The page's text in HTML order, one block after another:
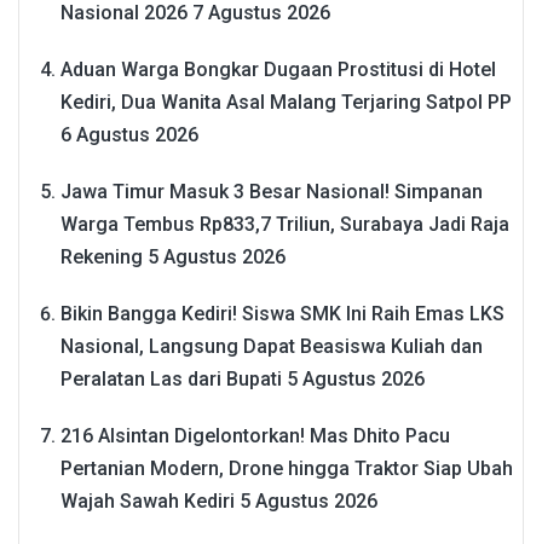
Nasional 2026 7 Agustus 2026
Aduan Warga Bongkar Dugaan Prostitusi di Hotel
Kediri, Dua Wanita Asal Malang Terjaring Satpol PP
6 Agustus 2026
Jawa Timur Masuk 3 Besar Nasional! Simpanan
Warga Tembus Rp833,7 Triliun, Surabaya Jadi Raja
Rekening 5 Agustus 2026
Bikin Bangga Kediri! Siswa SMK Ini Raih Emas LKS
Nasional, Langsung Dapat Beasiswa Kuliah dan
Peralatan Las dari Bupati 5 Agustus 2026
216 Alsintan Digelontorkan! Mas Dhito Pacu
Pertanian Modern, Drone hingga Traktor Siap Ubah
Wajah Sawah Kediri 5 Agustus 2026